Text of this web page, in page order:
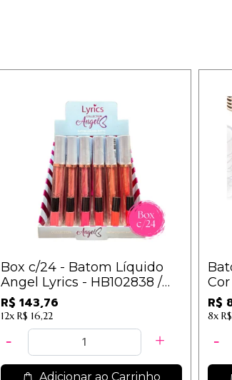
Box c/24 - Batom Líquido
Angel Lyrics - HB102838 /
5,99
R$ 143,76
12x R$ 16,22
Adicionar ao Carrinho
Cor
R$
8x